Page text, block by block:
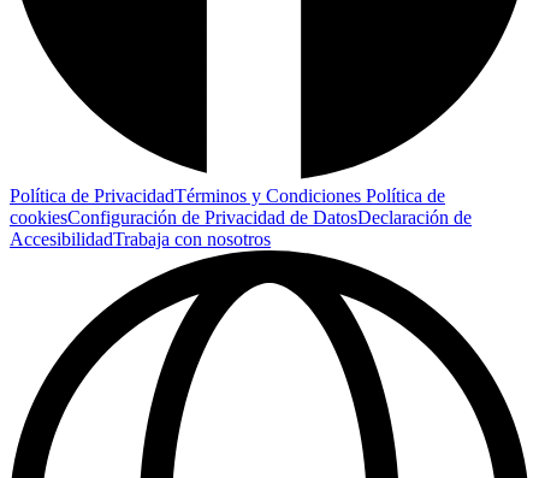
Política de PrivacidadTérminos y Condiciones Política de
cookiesConfiguración de Privacidad de DatosDeclaración de
AccesibilidadTrabaja con nosotros